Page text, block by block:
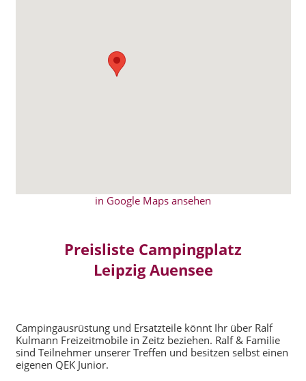
in Google Maps ansehen
Preisliste Campingplatz
Leipzig Auensee
Campingausrüstung und Ersatzteile könnt Ihr über Ralf
Kulmann Freizeitmobile in Zeitz beziehen. Ralf & Familie
sind Teilnehmer unserer Treffen und besitzen selbst einen
eigenen QEK Junior.